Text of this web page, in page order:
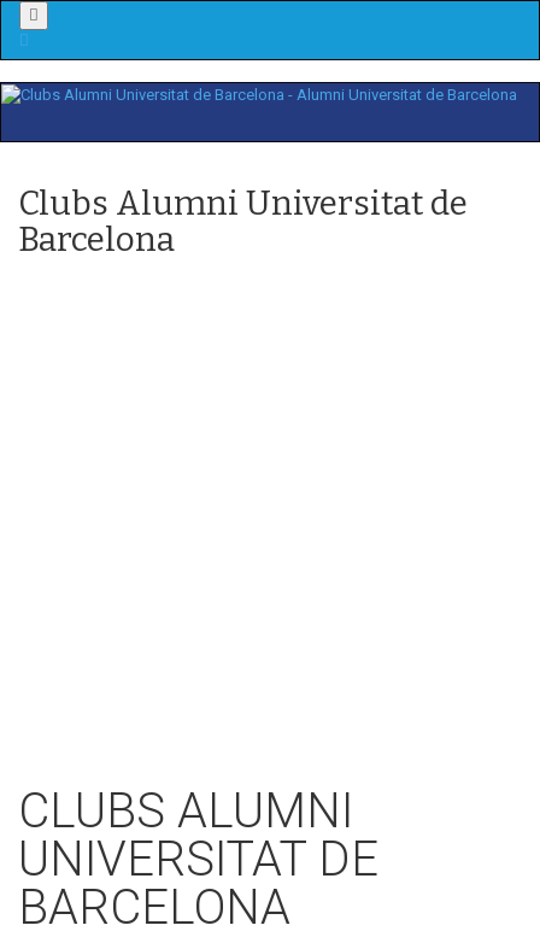
Menu
Clubs Alumni Universitat de
Barcelona
CLUBS ALUMNI
UNIVERSITAT DE
BARCELONA